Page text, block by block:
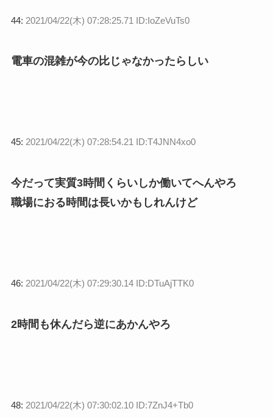
44: 2021/04/22(木) 07:28:25.71 ID:IoZeVuTs0
電車の混雑が今の比じゃなかったらしい
45: 2021/04/22(木) 07:28:54.21 ID:T4JNN4xo0
今だって実質3時間くらいしか働いてへんやろ
職場におる時間は長いかもしれんけど
46: 2021/04/22(木) 07:29:30.14 ID:DTuAjTTK0
2時間も休んだら逆にあかんやろ
48: 2021/04/22(木) 07:30:02.10 ID:7ZnJ4+Tb0